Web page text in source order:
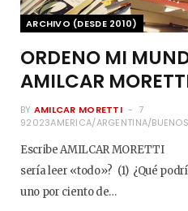
ARCHIVO (DESDE 2010)
ORDENO MI
AMILCAR
BY AMILCAR MORETTI
7
92023AMERICA/ARGENTINA/
Escribe AMILCAR MORETTI
sería leer «todo»? (1) ¿Qué
uno por ciento de…